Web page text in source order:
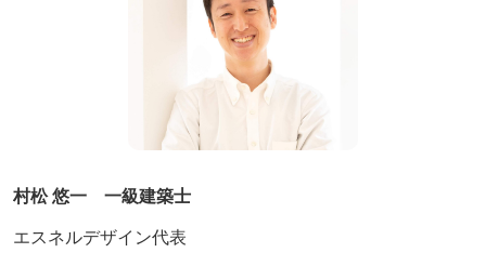
村松 悠一 一級建築士
エスネルデザイン代表